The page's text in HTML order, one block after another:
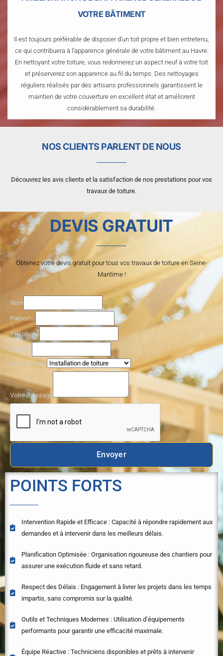
VOTRE BÂTIMENT
Il est toujours préférable de disposer d’un toit propre et bien entretenu,
ce qui contribuera à l’apparence générale de votre bâtiment au Havre.
En nettoyant votre toiture, vous redonnerez un aspect neuf à votre toit
et préserverez son apparence au fil du temps. Des nettoyages
réguliers réalisés par des artisans professionnels garantissent le
maintien de votre couverture en excellent état et améliorent
considérablement sa durabilité.
NOS CLIENTS PARLENT DE NOUS
Découvrez les avis clients et la satisfaction de nos prestations pour vos
travaux de toiture.
DEVIS GRATUIT
Obtenez votre devis gratuit pour tous vos travaux de toiture en Seine-
Maritime !
Nom
Prénoms
Téléphone
E-mail *
Nos services
E
-
N
m
E
-
m
i
Votre message
Envoyer
POINTS FORTS
Intervention Rapide et Efficace : Capacité à répondre rapidement aux
demandes et à intervenir dans les meilleurs délais.
Planification Optimisée : Organisation rigoureuse des chantiers pour
assurer une exécution fluide et sans retard.
Respect des Délais : Engagement à livrer les projets dans les temps
impartis, sans compromis sur la qualité.
Outils et Techniques Modernes : Utilisation d’équipements
performants pour garantir une efficacité maximale.
Équipe Réactive : Techniciens disponibles et prêts à intervenir